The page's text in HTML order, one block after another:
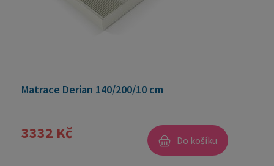
Matrace Derian 140/200/10 cm
3332 Kč Do košíku